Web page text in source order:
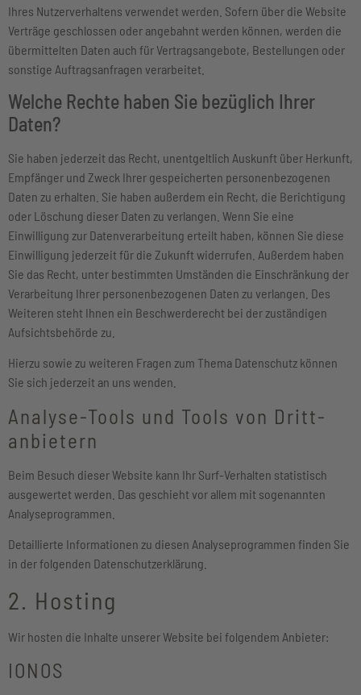
Ihres Nutzerverhaltens verwendet werden. Sofern über die Website
Verträge geschlossen oder angebahnt werden können, werden die
übermittelten Daten auch für Vertragsangebote, Bestellungen oder
sonstige Auftragsanfragen verarbeitet.
Welche Rechte haben Sie bezüglich Ihrer
Daten?
Sie haben jederzeit das Recht, unentgeltlich Auskunft über Herkunft,
Empfänger und Zweck Ihrer gespeicherten personenbezogenen
Daten zu erhalten. Sie haben außerdem ein Recht, die Berichtigung
oder Löschung dieser Daten zu verlangen. Wenn Sie eine
Einwilligung zur Datenverarbeitung erteilt haben, können Sie diese
Einwilligung jederzeit für die Zukunft widerrufen. Außerdem haben
Sie das Recht, unter bestimmten Umständen die Einschränkung der
Verarbeitung Ihrer personenbezogenen Daten zu verlangen. Des
Weiteren steht Ihnen ein Beschwerderecht bei der zuständigen
Aufsichtsbehörde zu.
Hierzu sowie zu weiteren Fragen zum Thema Datenschutz können
Sie sich jederzeit an uns wenden.
Analyse-Tools und Tools von Dritt­
anbietern
Beim Besuch dieser Website kann Ihr Surf-Verhalten statistisch
ausgewertet werden. Das geschieht vor allem mit sogenannten
Analyseprogrammen.
Detaillierte Informationen zu diesen Analyseprogrammen finden Sie
in der folgenden Datenschutzerklärung.
2. Hosting
Wir hosten die Inhalte unserer Website bei folgendem Anbieter:
IONOS